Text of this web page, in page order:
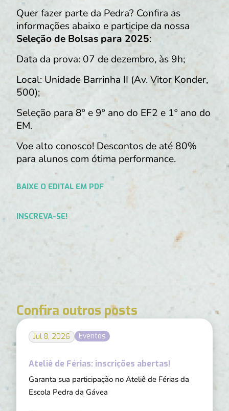
Quer fazer parte da Pedra? Confira as
informações abaixo e participe da nossa
Seleção de Bolsas para 2025:
Data da prova: 07 de dezembro, às 9h;
Local: Unidade Barrinha II (Av. Vitor Konder,
500);
Seleção para 8º e 9º ano do EF2 e 1º ano do
EM.
Voe alto conosco! Descontos de até 80%
para alunos com ótima performance.
BAIXE O EDITAL EM PDF
INSCREVA-SE!
Confira outros posts
Jul 8, 2026 Eventos
Ateliê de Férias: inscrições abertas!
Garanta sua participação no Ateliê de Férias da
Escola Pedra da Gávea